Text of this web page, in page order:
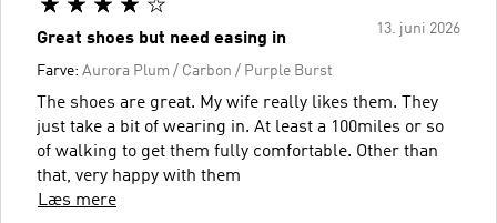
13. juni 2026
Great shoes but need easing in
Farve: Aurora Plum / Carbon / Purple Burst
The shoes are great. My wife really likes them. They
just take a bit of wearing in. At least a 100miles or so
of walking to get them fully comfortable. Other than
that, very happy with them
Læs mere